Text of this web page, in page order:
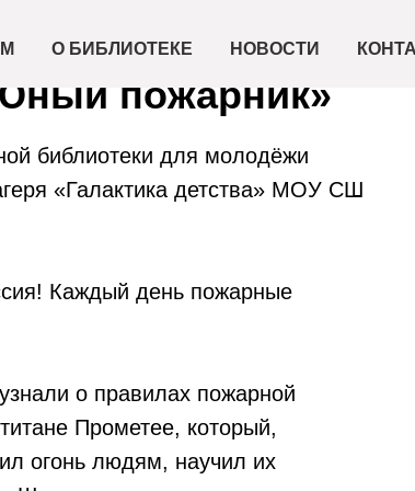
О БИБЛИОТЕКЕ НОВОСТИ
пожарник»
библиотеки для молодёжи
«Галактика детства» МОУ СШ
Каждый день пожарные
о правилах пожарной
Прометее, который,
огонь людям, научил их